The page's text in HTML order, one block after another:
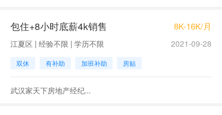
包住+8小时底薪4k销售 8K-16K/月
江夏区 | 经验不限 | 学历不限 2021-09-28
双休 有补助 加班补助 房贴
武汉家天下房地产经纪...